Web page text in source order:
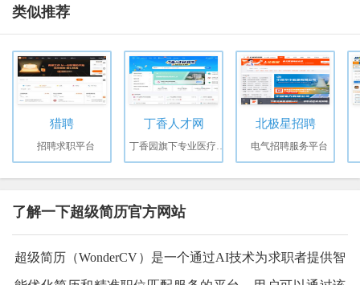
类似推荐
猎聘
招聘求职平台
丁香人才网 北极星招聘
电气招聘服务平台
了解一下超级简历官方网站
超级简历（WonderCV）是一个通过AI技术为求职者提供智